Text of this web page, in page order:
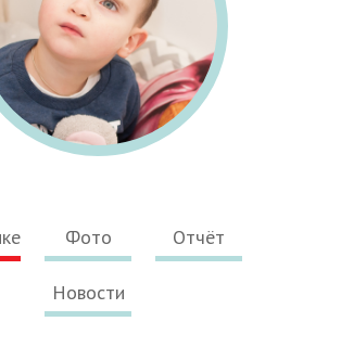
Фото Отчёт
Новости